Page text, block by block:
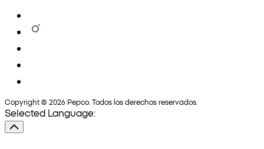
Copyright © 2026 Pepco. Todos los derechos reservados.
Selected Language: